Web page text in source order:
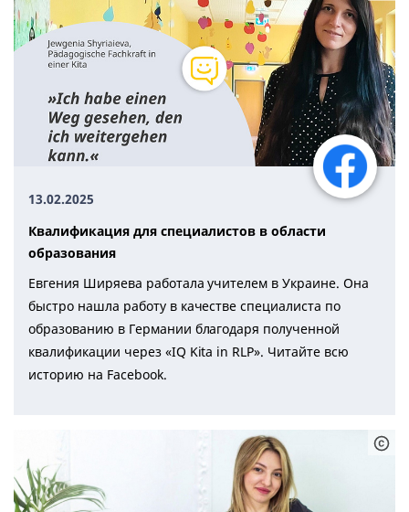
13.02.2025
Квалификация для специалистов в области
образования
Евгения Ширяева работала учителем в Украине. Она
быстро нашла работу в качестве специалиста по
образованию в Германии благодаря полученной
квалификации через «IQ Kita in RLP». Читайте всю
историю на Facebook.